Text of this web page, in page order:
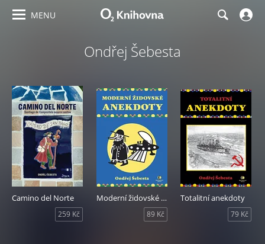
MENU
Ondřej Šebesta
Camino del Norte
259 Kč
Moderní židovské anekdoty-2.vyd.
89 Kč
Totalitní anekdoty
79 Kč